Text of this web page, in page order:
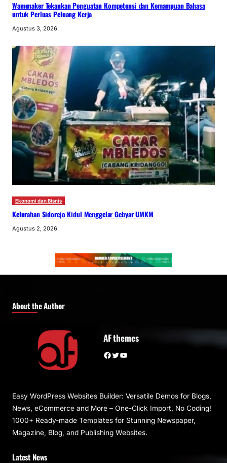
Wamenaker Tekankan Penguatan Kompetensi dan Kemampuan Bahasa
untuk Perluas Peluang Kerja
Agustus 3, 2026
Ekonomi dan Bisnis
Kelurahan Sidorejo Kidul Menggelar Gebyar UMKM
Agustus 2, 2026
About the Author
AF themes
Facebook Twitter YouTube
Easy WordPress Websites Builder: Versatile Demos for Blogs,
News, eCommerce and More – One-Click Import, No Coding!
1000+ Ready-made Templates for Stunning Newspaper,
Magazine, Blog, and Publishing Websites.
Latest News